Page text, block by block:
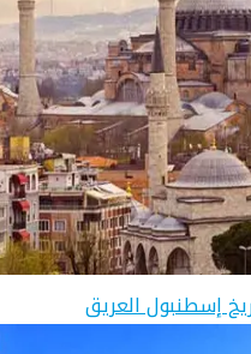
إسطنبول العريق